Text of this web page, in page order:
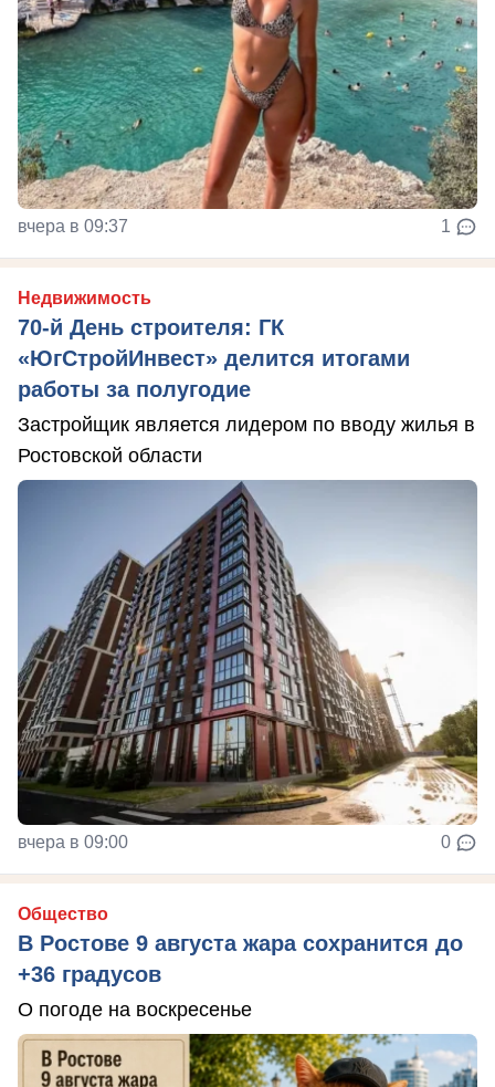
вчера в 09:37 1
Недвижимость
70-й День строителя: ГК
«ЮгСтройИнвест» делится итогами
работы за полугодие
Застройщик является лидером по вводу жилья в
Ростовской области
вчера в 09:00 0
Общество
В Ростове 9 августа жара сохранится до
+36 градусов
О погоде на воскресенье